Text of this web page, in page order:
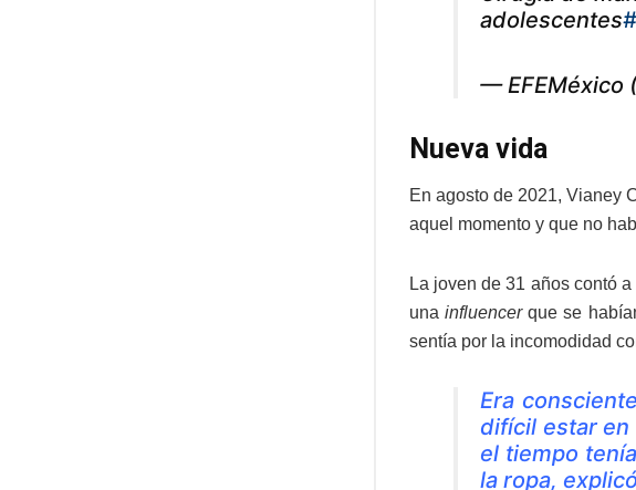
adolescentes
— EFEMéxico
Nueva vida
En agosto de 2021, Vianey
aquel momento y que no
La joven de 31 años contó
unainfluencerque se
sentía por la incomodidad
Era
difícil estar en
el tiempo
la ropa,